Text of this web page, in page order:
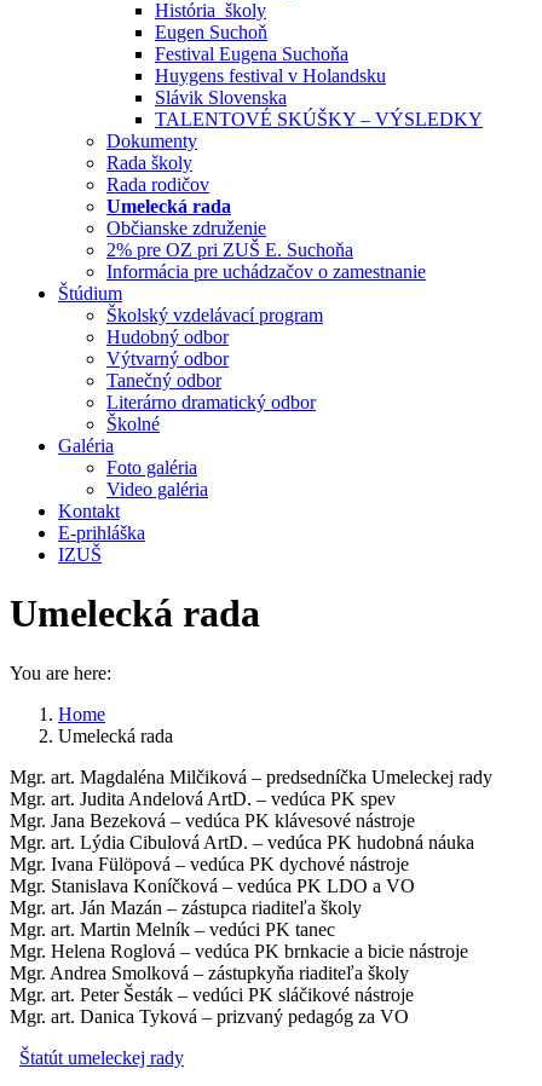
História školy
Eugen Suchoň
Festival Eugena Suchoňa
Huygens festival v Holandsku
Slávik Slovenska
TALENTOVÉ SKÚŠKY – VÝSLEDKY
Dokumenty
Rada školy
Rada rodičov
Umelecká rada
Občianske združenie
2% pre OZ pri ZUŠ E. Suchoňa
Informácia pre uchádzačov o zamestnanie
Štúdium
Školský vzdelávací program
Hudobný odbor
Výtvarný odbor
Tanečný odbor
Literárno dramatický odbor
Školné
Galéria
Foto galéria
Video galéria
Kontakt
E-prihláška
IZUŠ
Umelecká rada
You are here:
Home
Umelecká rada
Mgr. art. Magdaléna Milčiková – predsedníčka Umeleckej rady
Mgr. art. Judita Andelová ArtD. – vedúca PK spev
Mgr. Jana Bezeková – vedúca PK klávesové nástroje
Mgr. art. Lýdia Cibulová ArtD. – vedúca PK hudobná náuka
Mgr. Ivana Fülöpová – vedúca PK dychové nástroje
Mgr. Stanislava Koníčková – vedúca PK LDO a VO
Mgr. art. Ján Mazán – zástupca riaditeľa školy
Mgr. art. Martin Melník – vedúci PK tanec
Mgr. Helena Roglová – vedúca PK brnkacie a bicie nástroje
Mgr. Andrea Smolková – zástupkyňa riaditeľa školy
Mgr. art. Peter Šesták – vedúci PK sláčikové nástroje
Mgr. art. Danica Tyková – prizvaný pedagóg za VO
Štatút umeleckej rady